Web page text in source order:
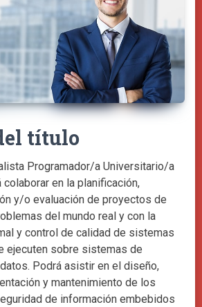
título
Programador/a Universitario/a
en la planificación,
y/o evaluación de proyectos de
del mundo real y con la
y control de calidad de sistemas
ejecuten sobre sistemas de
Podrá asistir en el diseño,
y mantenimiento de los
de información embebidos